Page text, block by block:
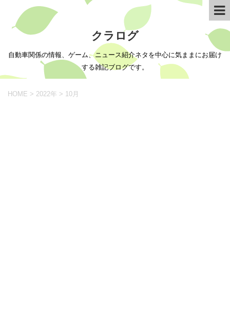
クラログ
自動車関係の情報、ゲーム、ニュース紹介ネタを中心に気ままにお届け
する雑記ブログです。
HOME > 2022年 > 10月